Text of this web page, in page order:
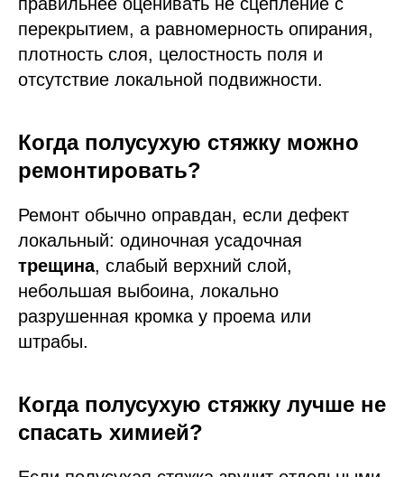
перекрытием, а равномерность опирания,
плотность слоя, целостность поля и
отсутствие локальной подвижности.
Когда полусухую стяжку можно
ремонтировать?
Ремонт обычно оправдан, если дефект
локальный: одиночная усадочная
трещина, слабый верхний слой,
небольшая выбоина, локально
разрушенная кромка у проема или
штрабы.
Когда полусухую стяжку лучше не
спасать химией?